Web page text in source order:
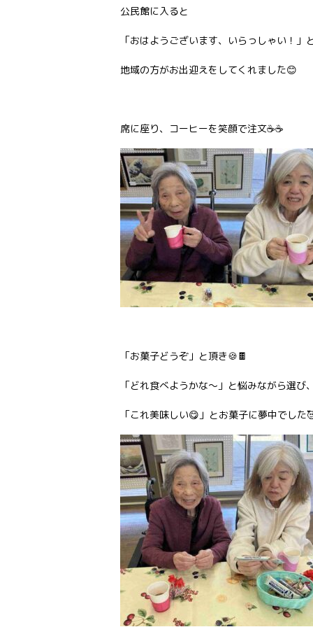
公民館に入ると
「おはようございます、いらっしゃい！」
地域の方がお出迎えをしてくれました😊
席に座り、コーヒーを笑顔で注文☕☕
「お菓子どうぞ」と頂き🍪🍫
「どれ食べようかな～」と悩みながら選び
「これ美味しい😋」とお菓子に夢中でした